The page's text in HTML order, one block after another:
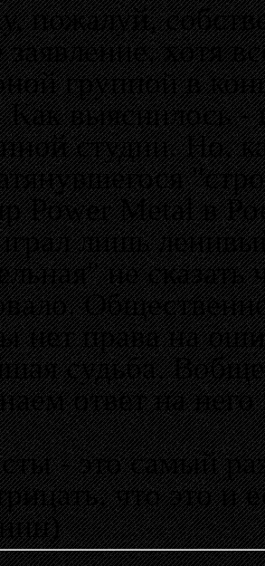
пожалуй,
заявление, хотя
группой в
Как выяснилось -
студии. Но,
Power Metal в
лишь
не
нет права на
судьба.
ответ на
- это самый
что это и